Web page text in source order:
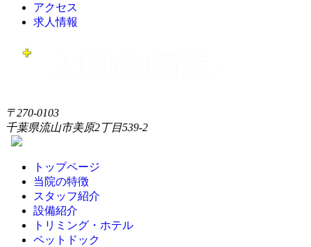
アクセス
求人情報
〒270-0103
千葉県流山市美原2丁目539-2
トップページ
当院の特徴
スタッフ紹介
設備紹介
トリミング・ホテル
ペットドック